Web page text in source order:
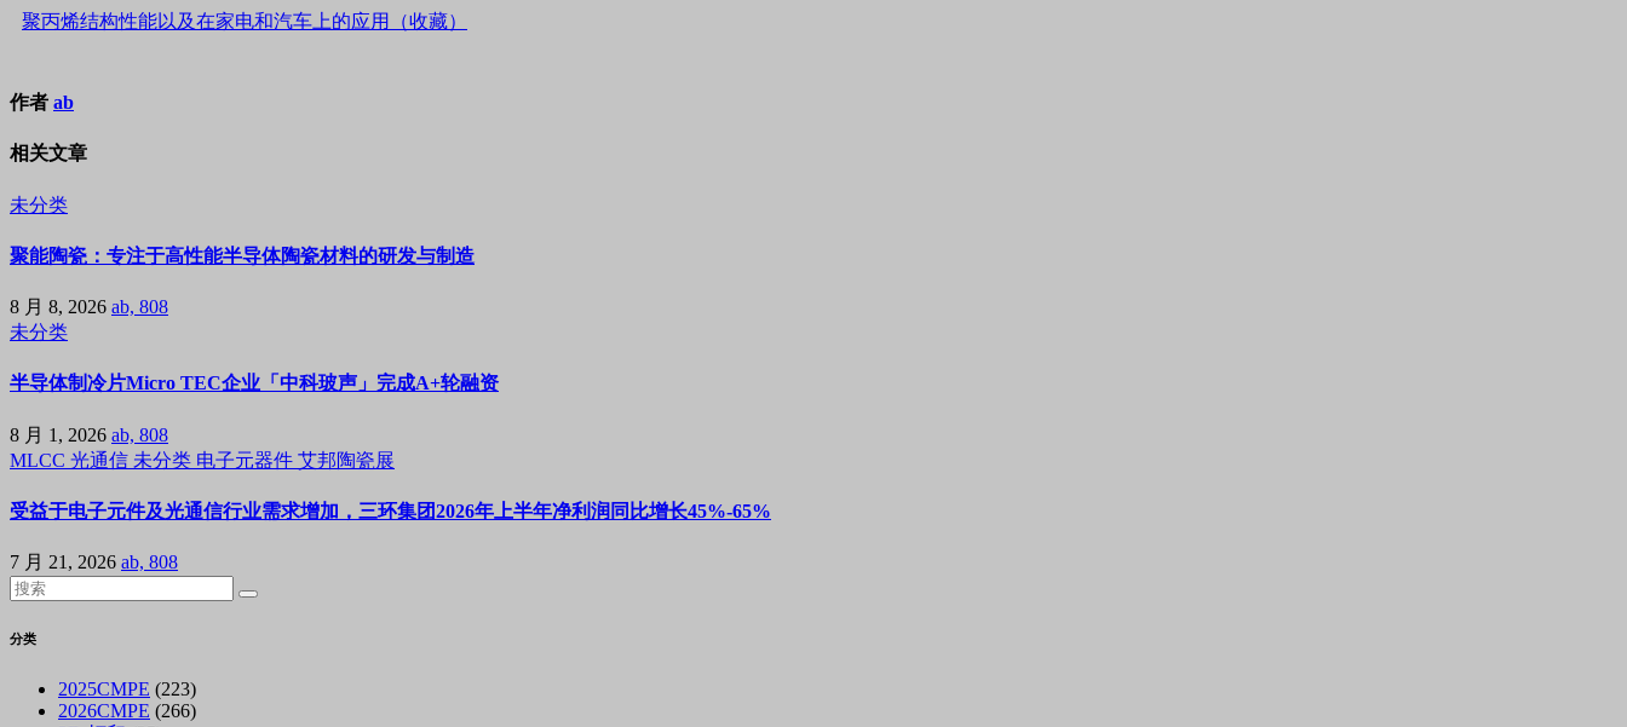
聚丙烯结构性能以及在家电和汽车上的应用（收藏）
作者 ab
相关文章
未分类
聚能陶瓷：专注于高性能半导体陶瓷材料的研发与制造
8 月 8, 2026 ab, 808
未分类
半导体制冷片Micro TEC企业「中科玻声」完成A+轮融资
8 月 1, 2026 ab, 808
MLCC 光通信 未分类 电子元器件 艾邦陶瓷展
受益于电子元件及光通信行业需求增加，三环集团2026年上半年净利润同比增长45%-65%
7 月 21, 2026 ab, 808
分类
2025CMPE (223)
2026CMPE (266)